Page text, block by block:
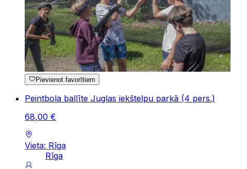
Pievienot favorītiem
Peintbola ballīte Juglas iekštelpu parkā (4 pers.)
68,00 €
Vieta: Rīga
Rīga